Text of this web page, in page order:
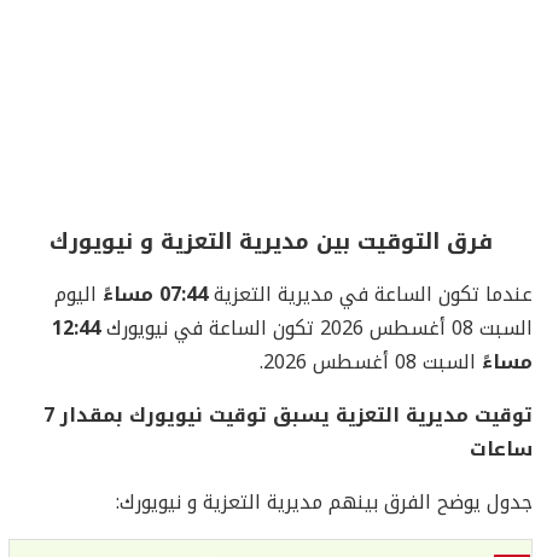
فرق التوقيت بين مديرية التعزية و نيويورك
عندما تكون الساعة في مديرية التعزية07:44 مساءً
اليوم
السبت 08 أغسطس 2026 تكون الساعة في نيويورك
12:44
مساءً السبت 08 أغسطس 2026.
توقيت مديرية التعزية يسبق توقيت نيويورك بمقدار 7
ساعات
جدول يوضح الفرق بينهم مديرية التعزية و نيويورك: